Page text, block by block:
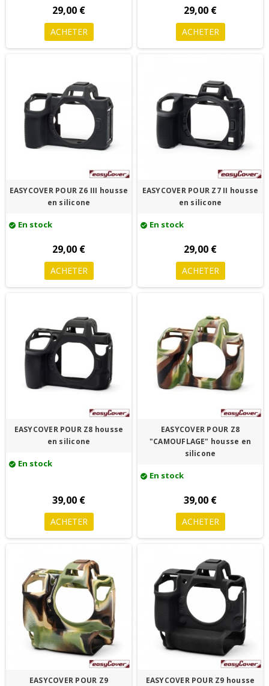
29,00 €
ACHETER
29,00 €
ACHETER
EASYCOVER POUR Z6 III housse
en silicone
check_circle En stock
29,00 €
ACHETER
EASYCOVER POUR Z7 II housse
en silicone
check_circle En stock
29,00 €
ACHETER
EASYCOVER POUR Z8 housse
en silicone
check_circle En stock
39,00 €
ACHETER
EASYCOVER POUR Z8
"CAMOUFLAGE" housse en
silicone
check_circle En stock
39,00 €
ACHETER
EASYCOVER POUR Z9
EASYCOVER POUR Z9 housse